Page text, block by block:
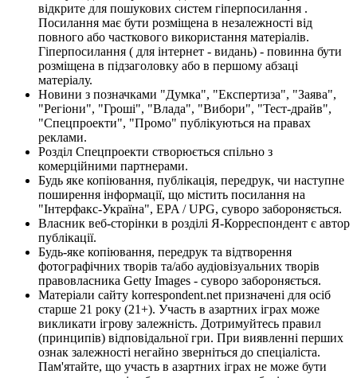
відкрите для пошукових систем гіперпосилання .
Посилання має бути розміщена в незалежності від
повного або часткового використання матеріалів.
Гіперпосилання ( для інтернет - видань) - повинна бути
розміщена в підзаголовку або в першому абзаці
матеріалу.
Новини з позначками "Думка", "Експертиза", "Заява",
"Регіони", "Гроші", "Влада", "Вибори", "Тест-драйв",
"Спецпроекти", "Промо" публікуються на правах
реклами.
Розділ Спецпроекти створюється спільно з
комерційними партнерами.
Будь яке копіювання, публікація, передрук, чи наступне
поширення інформації, що містить посилання на
"Інтерфакс-Україна", EPA / UPG, суворо забороняється.
Власник веб-сторінки в розділі Я-Корреспондент є автор
публікації.
Будь-яке копіювання, передрук та відтворення
фотографічних творів та/або аудіовізуальних творів
правовласника Getty Images - суворо забороняється.
Матеріали сайту korrespondent.net призначені для осіб
старше 21 року (21+). Участь в азартних іграх може
викликати ігрову залежність. Дотримуйтесь правил
(принципів) відповідальної гри. При виявленні перших
ознак залежності негайно зверніться до спеціаліста.
Пам'ятайте, що участь в азартних іграх не може бути